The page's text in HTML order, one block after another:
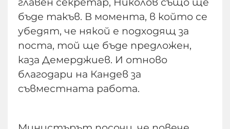
бъде такъв. В момента, в който се
убедят, че някой е подходящ за
поста, той ще бъде предложен,
каза Демерджиев. И отново
благодари на Кандев за
съвместната работа.